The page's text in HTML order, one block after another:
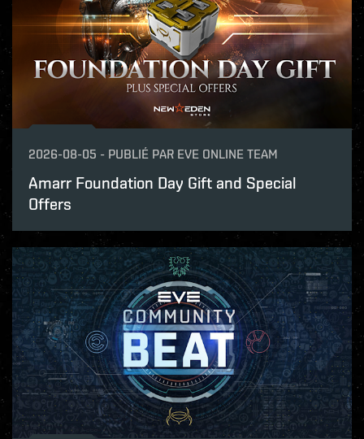
2026-08-05 - PUBLIÉ PAR EVE ONLINE TEAM
Amarr Foundation Day Gift and Special
Offers